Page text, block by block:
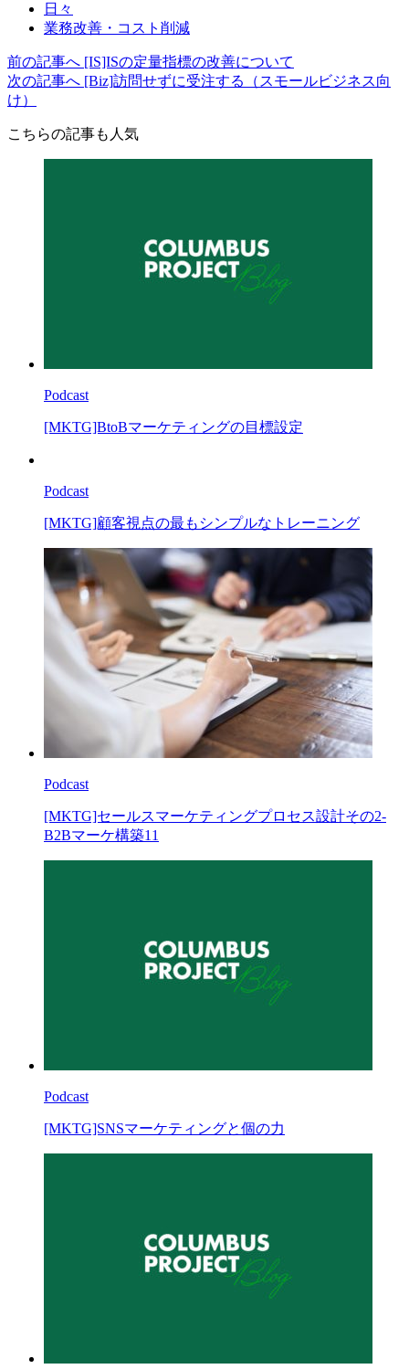
日々
業務改善・コスト削減
前の記事へ [IS]ISの定量指標の改善について
次の記事へ [Biz]訪問せずに受注する（スモールビジネス向
け）
こちらの記事も人気
Podcast
[MKTG]BtoBマーケティングの目標設定
Podcast
[MKTG]顧客視点の最もシンプルなトレーニング
Podcast
[MKTG]セールスマーケティングプロセス設計その2-
B2Bマーケ構築11
Podcast
[MKTG]SNSマーケティングと個の力